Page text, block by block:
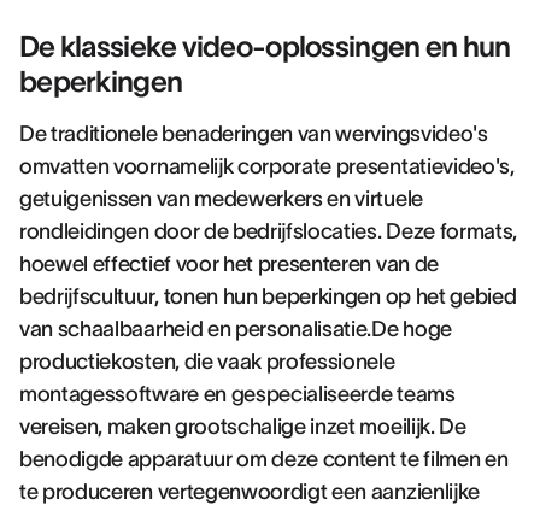
De klassieke video-oplossingen en hun
beperkingen
De traditionele benaderingen van wervingsvideo's
omvatten voornamelijk corporate presentatievideo's,
getuigenissen van medewerkers en virtuele
rondleidingen door de bedrijfslocaties. Deze formats,
hoewel effectief voor het presenteren van de
bedrijfscultuur, tonen hun beperkingen op het gebied
van schaalbaarheid en personalisatie.De hoge
productiekosten, die vaak professionele
montagessoftware en gespecialiseerde teams
vereisen, maken grootschalige inzet moeilijk. De
benodigde apparatuur om deze content te filmen en
te produceren vertegenwoordigt een aanzienlijke